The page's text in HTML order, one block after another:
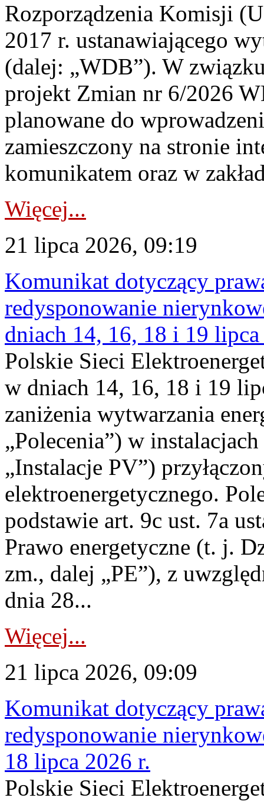
Rozporządzenia Komisji
2017 r. ustanawiającego
(dalej: „WDB”). W
projekt Zmian nr 6/2026
planowane do
zamieszczony na stronie
komunikatem oraz w
Więcej...
21 lipca 2026, 09:19
Komunikat dotyczący
redysponowanie
dniach 14, 16, 18 i 19
Polskie Sieci
w dniach 14, 16, 18 i 19
zaniżenia wytwarzania
„Polecenia”) w
„Instalacje PV”)
elektroenergetycznego.
podstawie art. 9c ust. 7a
Prawo energetyczne (t. j.
zm., dalej „PE”), z
dnia 28...
Więcej...
21 lipca 2026, 09:09
Komunikat dotyczący
redysponowanie
18 lipca 2026 r.
Polskie Sieci